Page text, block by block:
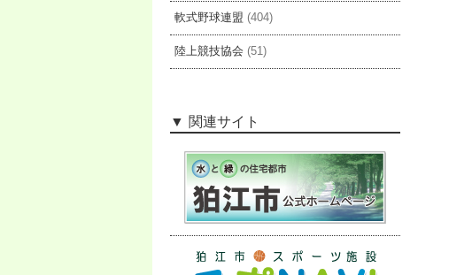
軟式野球連盟 (404)
陸上競技協会 (51)
関連サイト